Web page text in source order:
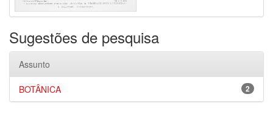
Sugestões de pesquisa
Assunto
2
BOTÂNICA